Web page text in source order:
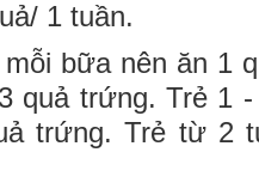
1 tuần.
bữa nên ăn 1
quả trứng. Trẻ 1
trứng. Trẻ từ 2